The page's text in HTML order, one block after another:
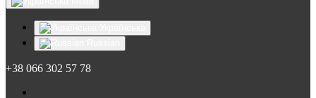
+38 066 302 57 78